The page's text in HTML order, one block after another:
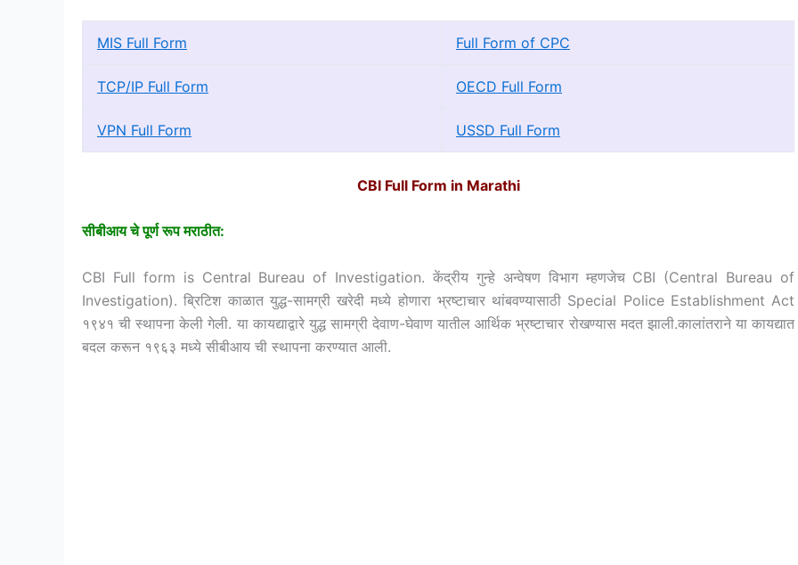
MIS Full Form Full Form of CPC
TCP/IP Full Form OECD Full Form
VPN Full Form USSD Full Form
CBI Full Form in Marathi
सीबीआय चे पूर्ण रूप मराठीत:
CBI Full form is Central Bureau of Investigation. केंद्रीय गुन्हे अन्वेषण विभाग म्हणजेच CBI (Central Bureau of
Investigation). ब्रिटिश काळात युद्ध-सामग्री खरेदी मध्ये होणारा भ्रष्टाचार थांबवण्यासाठी Special Police Establishment Act
१९४१ ची स्थापना केली गेली. या कायद्याद्वारे युद्ध सामग्री देवाण-घेवाण यातील आर्थिक भ्रष्टाचार रोखण्यास मदत झाली.कालांतराने या कायद्यात
बदल करून १९६३ मध्ये सीबीआय ची स्थापना करण्यात आली.